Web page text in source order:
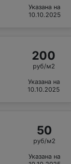
Указана на
10.10.2025
200
руб/м2
Указана на
10.10.2025
50
руб/м2
Указана на